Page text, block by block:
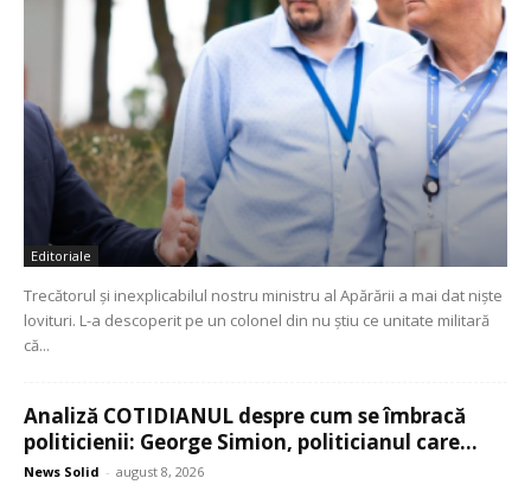
Editoriale
Trecătorul și inexplicabilul nostru ministru al Apărării a mai dat niște
lovituri. L-a descoperit pe un colonel din nu știu ce unitate militară
că...
Analiză COTIDIANUL despre cum se îmbracă
politicienii: George Simion, politicianul care...
News Solid - august 8, 2026